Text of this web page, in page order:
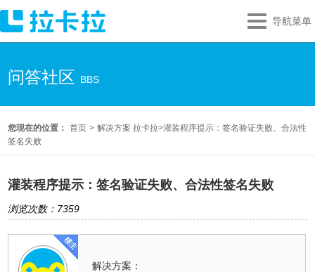
导航菜单
问答社区 BBS
您现在的位置： 首页 > 解决方案 拉卡拉>灌装程序提示：签名验证失败、合法性
签名失败
灌装程序提示：签名验证失败、合法性签名失败
浏览次数：7359
解决方案：